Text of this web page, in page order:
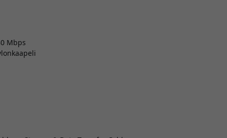
Mbps